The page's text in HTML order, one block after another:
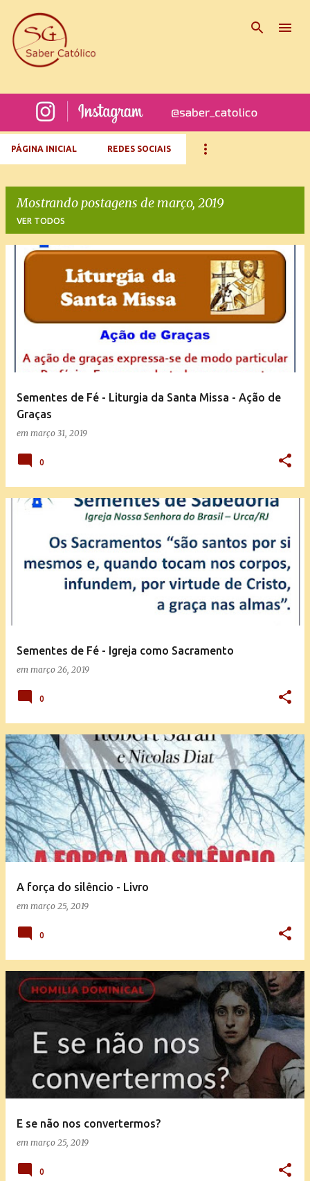
PÁGINA INICIAL REDES SOCIAIS
Mostrando postagens de março, 2019
VER TODOS
Sementes de Fé - Liturgia da Santa Missa - Ação de
Graças
em março 31, 2019
0
Sementes de Fé - Igreja como Sacramento
em março 26, 2019
0
A força do silêncio - Livro
em março 25, 2019
0
E se não nos convertermos?
em março 25, 2019
0